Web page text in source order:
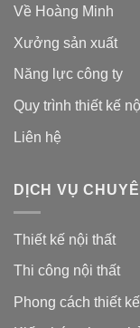
Về Hoàng Minh
Xưởng sản xuất
Năng lực công ty
Quy trình thiết kế
Liên hệ
DỊCH VỤ
Thiết kế nội thất
Thi công nội thất
Phong cách thiết kế